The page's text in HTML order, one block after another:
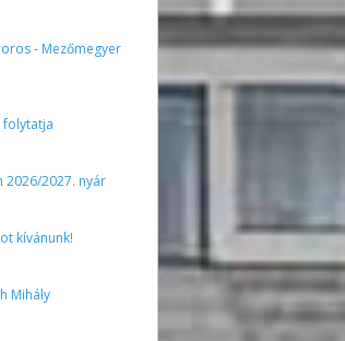
- Mezőmegyer
folytatja
2026/2027. nyár
kívánunk!
Mihály